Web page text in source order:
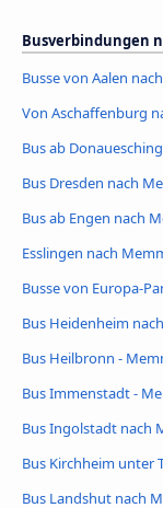
Busverbindungen
Busse von Aalen
Von Aschaffenburg
Bus ab
Bus Dresden nach
Bus ab Engen nach
Esslingen nach
Busse von Europa-
Bus Heidenheim
Bus Heilbronn -
Bus Immenstadt -
Bus Ingolstadt nach
Bus Kirchheim unter
Bus Landshut nach